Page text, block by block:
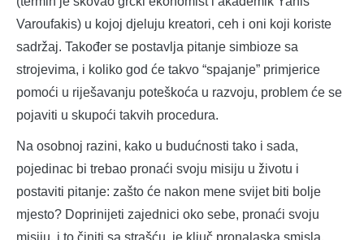
Varoufakis) u kojoj djeluju kreatori, ceh i oni koji koriste
sadržaj. Također se postavlja pitanje simbioze sa
strojevima, i koliko god će takvo “spajanje” primjerice
pomoći u riješavanju poteškoća u razvoju, problem će se
pojaviti u skupoći takvih procedura.
Na osobnoj razini, kako u budućnosti tako i sada,
pojedinac bi trebao pronaći svoju misiju u životu i
postaviti pitanje: zašto će nakon mene svijet biti bolje
mjesto? Doprinijeti zajednici oko sebe, pronaći svoju